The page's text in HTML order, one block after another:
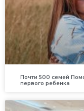
Почти 500 семей
первого ребенка